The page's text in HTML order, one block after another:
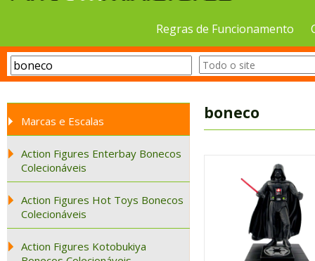
Regras de Funcionamento
Marcas e Escalas
Action Figures Enterbay Bonecos
Colecionáveis
Action Figures Hot Toys Bonecos
Colecionáveis
Action Figures Kotobukiya
boneco